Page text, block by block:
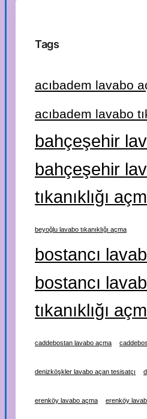
Tags
acıbadem lavabo
acıbadem lavabo
bahçeşehir
bahçeşehir
tıkanıklığı
beyoğlu lavabo tıkanıklığı açma
bostancı
bostancı
tıkanıklığı
caddebostan lavabo açma
denizköşkler lavabo açan tesisatçı
erenköy lavabo açma erenköy